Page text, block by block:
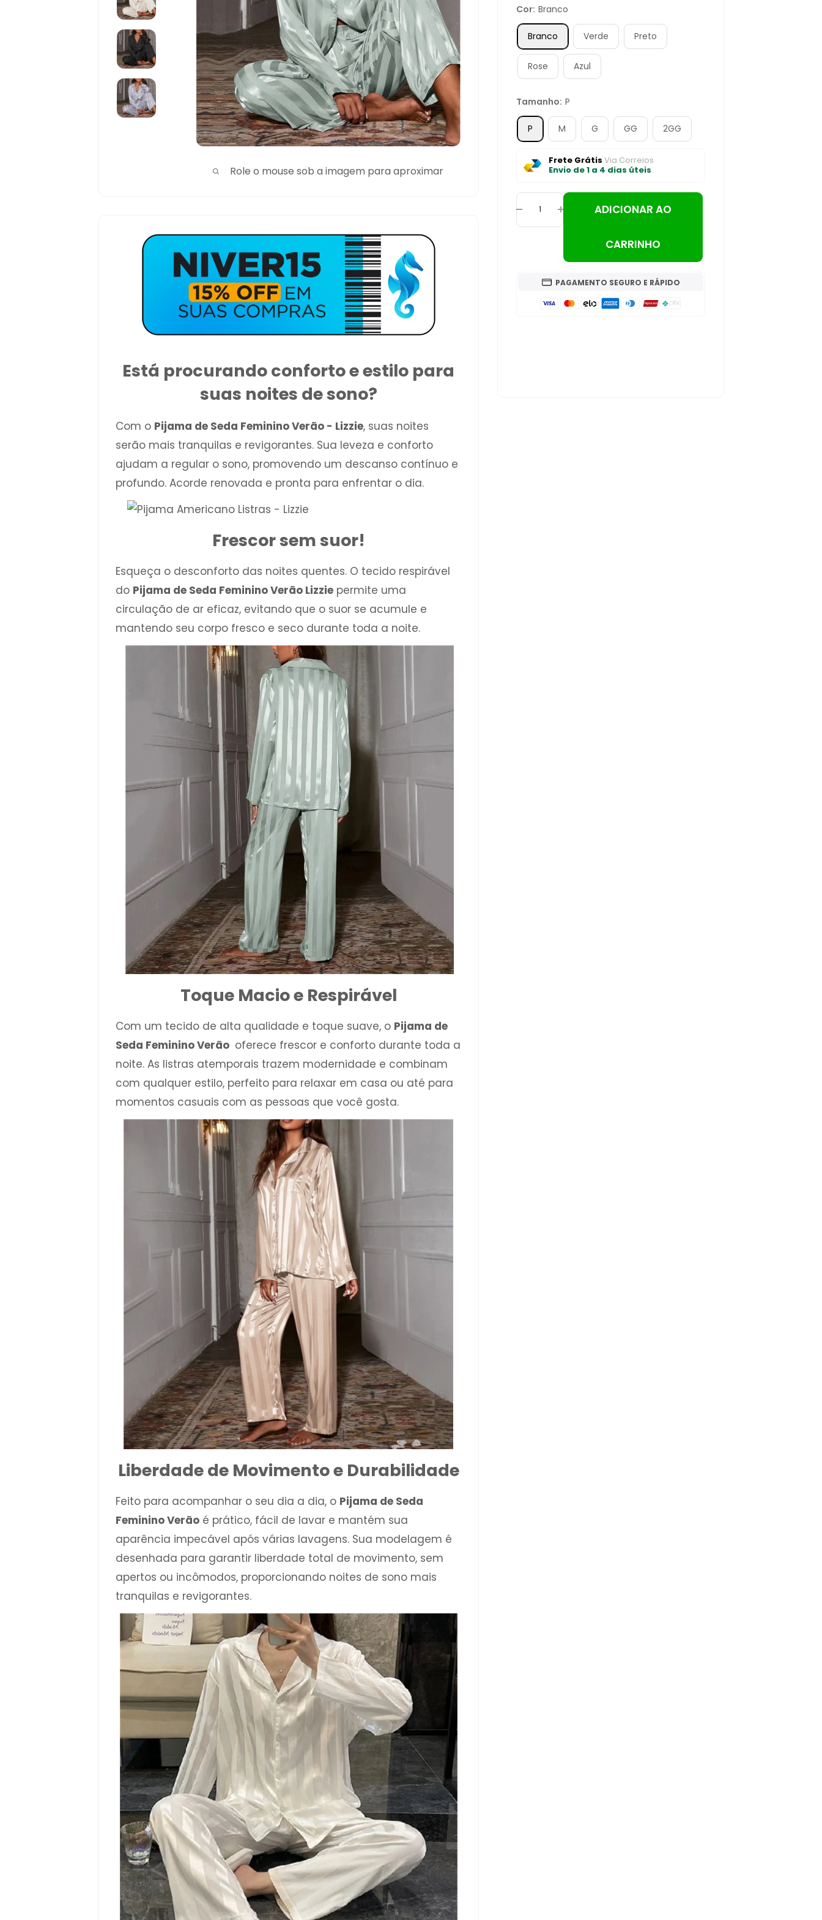
Role o mouse sob a imagem para aproximar
Cor: Branco
Branco Verde Preto
Rose Azul
Tamanho: P
P M G GG 2GG
Frete Grátis Via Correios
Envio de 1 a 4 dias úteis
ADICIONAR AO
CARRINHO
PAGAMENTO SEGURO E RÁPIDO
Está procurando conforto e estilo para
suas noites de sono?
Com o Pijama de Seda Feminino Verão - Lizzie, suas noites
serão mais tranquilas e revigorantes. Sua leveza e conforto
ajudam a regular o sono, promovendo um descanso contínuo e
profundo. Acorde renovada e pronta para enfrentar o dia.
Frescor sem suor!
Esqueça o desconforto das noites quentes. O tecido respirável
do Pijama de Seda Feminino Verão Lizzie permite uma
circulação de ar eficaz, evitando que o suor se acumule e
mantendo seu corpo fresco e seco durante toda a noite.
Toque Macio e Respirável
Com um tecido de alta qualidade e toque suave, o Pijama de
Seda Feminino Verão oferece frescor e conforto durante toda a
noite. As listras atemporais trazem modernidade e combinam
com qualquer estilo, perfeito para relaxar em casa ou até para
momentos casuais com as pessoas que você gosta.
Liberdade de Movimento e Durabilidade
Feito para acompanhar o seu dia a dia, o Pijama de Seda
Feminino Verão é prático, fácil de lavar e mantém sua
aparência impecável após várias lavagens. Sua modelagem é
desenhada para garantir liberdade total de movimento, sem
apertos ou incômodos, proporcionando noites de sono mais
tranquilas e revigorantes.